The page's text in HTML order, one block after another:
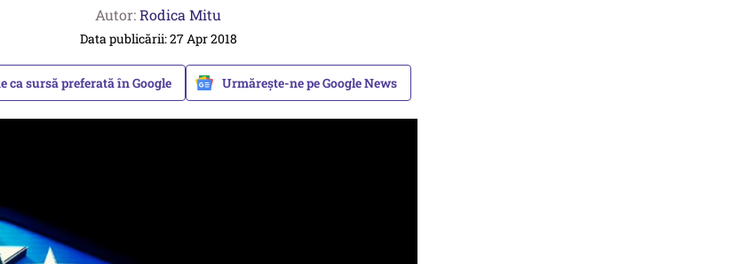
Autor:Rodica Mitu
Data publicării: 27 Apr 2018
ca sursă preferată în Google Urmărește-ne pe Google News